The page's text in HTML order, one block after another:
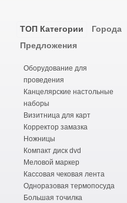
ТОП Категории Города
Предложения
Оборудование для
проведения
Канцелярские настольные
наборы
Визитница для карт
Корректор замазка
Ножницы
Компакт диск dvd
Меловой маркер
Кассовая чековая лента
Одноразовая термопосуда
Большая точилка